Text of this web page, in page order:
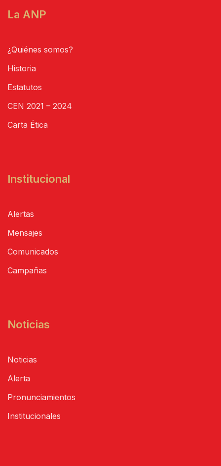
La ANP
¿Quiénes somos?
Historia
Estatutos
CEN 2021 – 2024
Carta Ética
Institucional
Alertas
Mensajes
Comunicados
Campañas
Noticias
Noticias
Alerta
Pronunciamientos
Institucionales